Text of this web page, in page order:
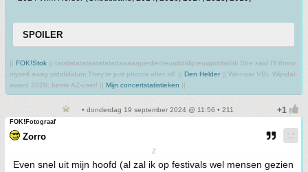
SPOILER
|| FOK!Stok || tatatatatataatatatattaaaaapiediedieuwtididipieuwpidibididi She said I'll throw
myself away pididididum They're just photos after all! || Den Helder || Winnaar VBL Wijndal-
award 2020: beste AZ-user! || Mijn concertstatistieken ||
• donderdag 19 september 2024 @ 11:56 • 211
FOK!Fotograaf
Zorro
Z
Even snel uit mijn hoofd (al zal ik op festivals wel mensen gezien